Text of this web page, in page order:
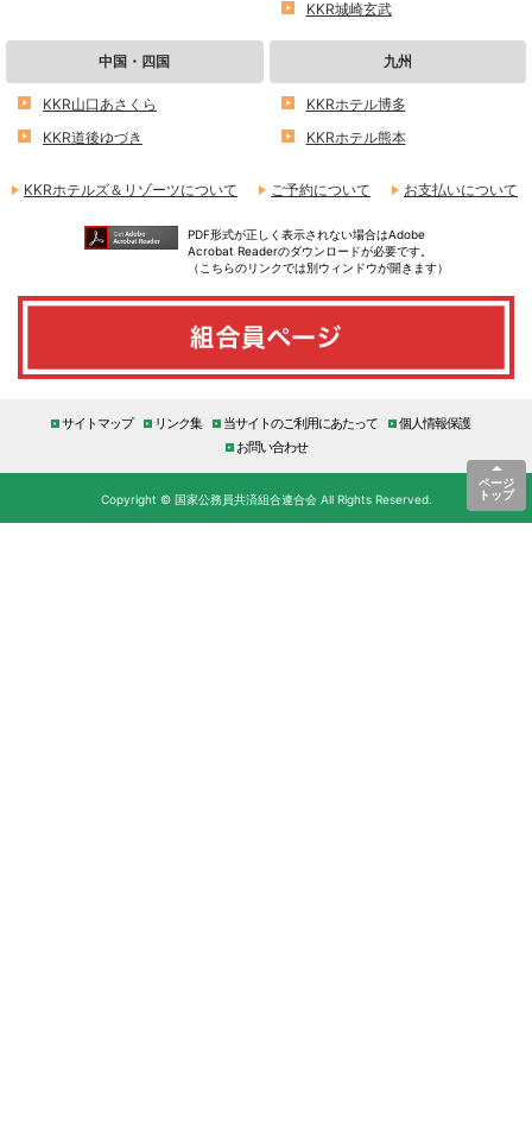
KKR城崎玄武
中国・四国
KKR山口あさくら
KKR道後ゆづき
九州
KKRホテル博多
KKRホテル熊本
KKRホテルズ＆リゾーツについて ご予約について お支払いについて
PDF形式が正しく表示されない場合はAdobe
Acrobat Readerのダウンロードが必要です。
（こちらのリンクでは別ウィンドウが開きます）
ページ
トップ
サイトマップ リンク集 当サイトのご利用にあたって
個人情報保護
お問い合わせ
Copyright © 国家公務員共済組合連合会 All Rights Reserved.